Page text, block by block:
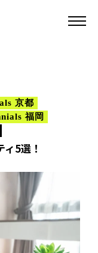
京都
福岡
ィ5選！